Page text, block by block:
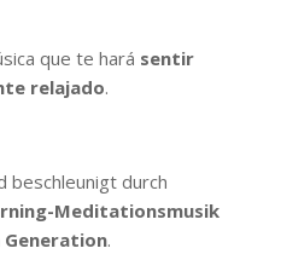
que te hará sentir
relajado.
beschleunigt durch
Meditationsmusik
.